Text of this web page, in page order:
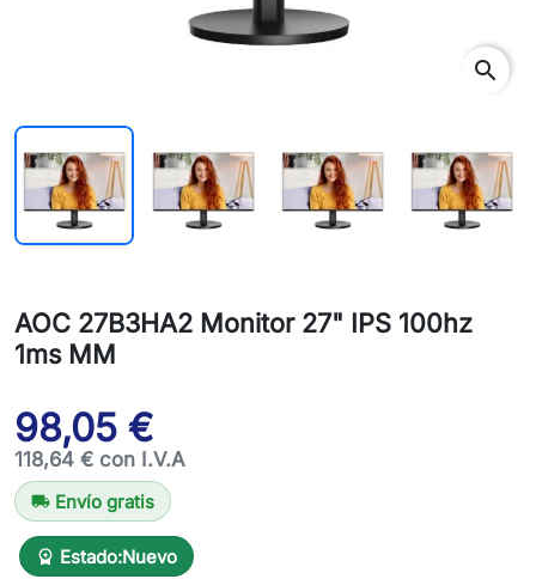
search
AOC 27B3HA2 Monitor 27" IPS 100hz
1ms MM
98,05 €
118,64 € con I.V.A
local_shipping Envío gratis
workspace_premium Estado:Nuevo